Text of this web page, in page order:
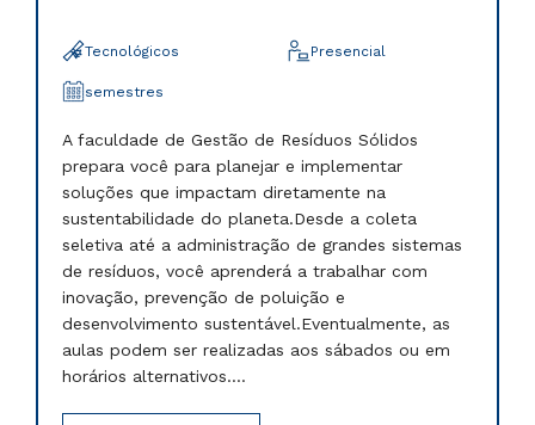
Tecnológicos Presencial
semestres
A faculdade de Gestão de Resíduos Sólidos
prepara você para planejar e implementar
soluções que impactam diretamente na
sustentabilidade do planeta.Desde a coleta
seletiva até a administração de grandes sistemas
de resíduos, você aprenderá a trabalhar com
inovação, prevenção de poluição e
desenvolvimento sustentável.Eventualmente, as
aulas podem ser realizadas aos sábados ou em
horários alternativos....